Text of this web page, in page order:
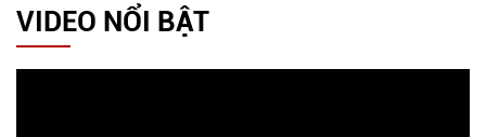
VIDEO NỔI BẬT